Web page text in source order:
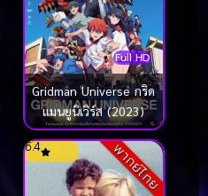
Full HD
Gridman Universe กริด
แมนยูนิเวิร์ส (2023)
พากย์ไทย
6.4